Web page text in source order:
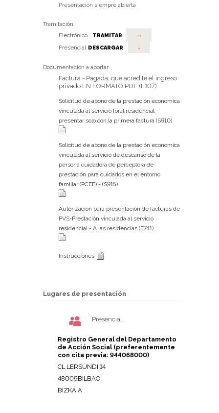
Presentación siempre abierta
Tramitación
Electrónico
TRAMITAR →
Presencial DESCARGAR ↓
Documentación a aportar
Factura - Pagada, que acredite el ingreso
privado EN FORMATO PDF (E107)
Solicitud de abono de la prestación económica
vinculada al servicio foral residencial -
presentar solo con la primera factura (S910)
Solicitud de abono de la prestación económica
vinculada al servicio de descanso de la
persona cuidadora de perceptora de
prestación para cuidados en el entorno
familiar (PCEF) - (S915)
Autorización para presentación de facturas de
PVS-Prestación vinculada al servicio
residencial - A las residencias (E741)
Instrucciones
Lugares de presentación
Presencial
Registro General del Departamento
de Acción Social (preferentemente
con cita previa: 944068000)
CL LERSUNDI 14
48009BILBAO
BIZKAIA